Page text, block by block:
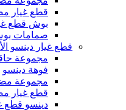
قطع غيار
بوش قطع
صمامات
قطع غيار دينسو
مجموعة
فوهة دينسو
مجموعة
قطع غيار
دينسو قطع